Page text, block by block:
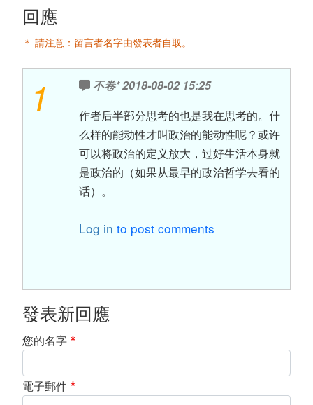
回應
＊ 請注意：留言者名字由發表者自取。
1 不卷*2018-08-02 15:25
作者后半部分思考的也是我在思考的。什
么样的能动性才叫政治的能动性呢？或许
可以将政治的定义放大，过好生活本身就
是政治的（如果从最早的政治哲学去看的
话）。
Log in to post comments
發表新回應
您的名字
電子郵件